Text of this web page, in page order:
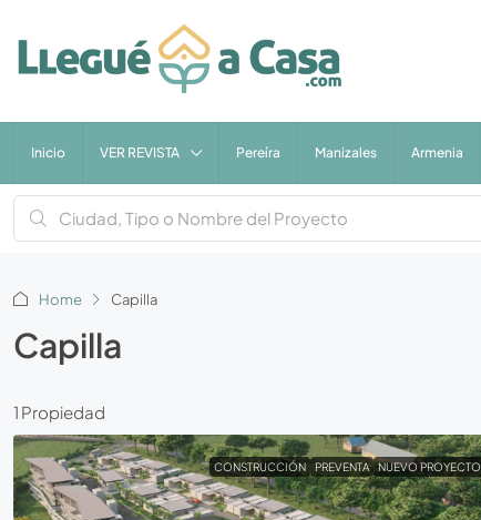
Inicio VER REVISTA Pereíra Manizales Armenia
Home Capilla
Capilla
1 Propiedad
CONSTRUCCIÓN PREVENTA NUEVO PROYECTO